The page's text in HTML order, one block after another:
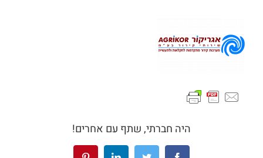
היה חברתי, שתף עם אחרים!